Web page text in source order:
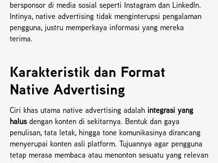
bersponsor di media sosial seperti Instagram dan LinkedIn.
Intinya, native advertising tidak menginterupsi pengalaman
pengguna, justru memperkaya informasi yang mereka
terima.
Karakteristik dan Format
Native Advertising
Ciri khas utama native advertising adalah integrasi yang
halus dengan konten di sekitarnya. Bentuk dan gaya
penulisan, tata letak, hingga tone komunikasinya dirancang
menyerupai konten asli platform. Tujuannya agar pengguna
tetap merasa membaca atau menonton sesuatu yang relevan